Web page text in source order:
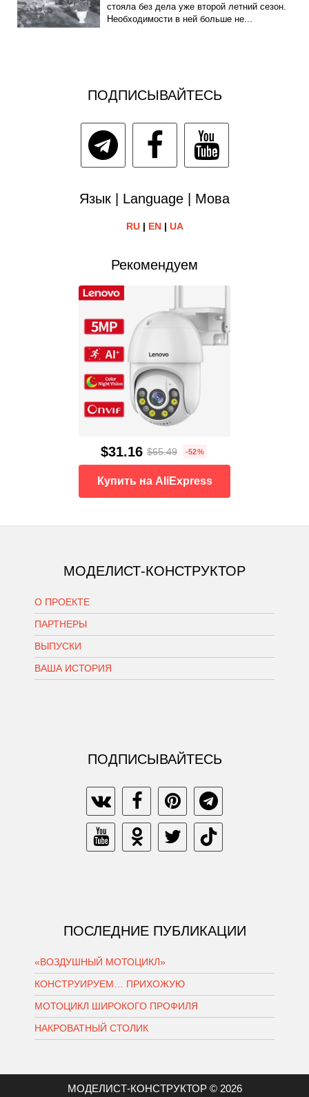
стояла без дела уже второй летний сезон.
Необходимости в ней больше не...
ПОДПИСЫВАЙТЕСЬ
Язык | Language | Мова
RU| EN| UA
Рекомендуем
$31.16 $65.49 -52%
Купить на AliExpress
МОДЕЛИСТ-КОНСТРУКТОР
О ПРОЕКТЕ
ПАРТНЕРЫ
ВЫПУСКИ
ВАША ИСТОРИЯ
ПОДПИСЫВАЙТЕСЬ
ПОСЛЕДНИЕ ПУБЛИКАЦИИ
«ВОЗДУШНЫЙ МОТОЦИКЛ»
КОНСТРУИРУЕМ… ПРИХОЖУЮ
МОТОЦИКЛ ШИРОКОГО ПРОФИЛЯ
НАКРОВАТНЫЙ СТОЛИК
МОДЕЛИСТ-КОНСТРУКТОР © 2026